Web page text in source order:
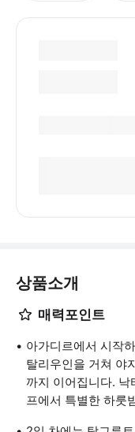
상품소개
매력포인트
아가디르에서 시작
탈리우인을 거쳐 야
까지 이어집니다.
프에서 특별한 하룻